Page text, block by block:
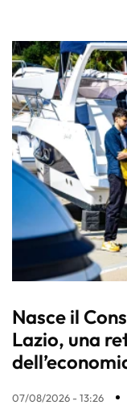
Nasce il
Lazio, una
07/08/2026 - 13:26